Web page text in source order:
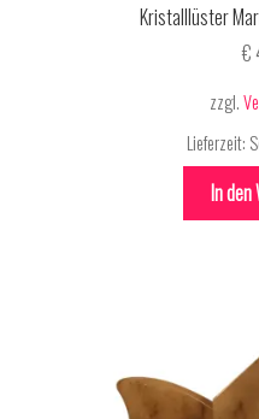
Kristalllüster
€
zzgl.
Lieferzeit:
In den